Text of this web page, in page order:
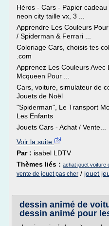
Héros - Cars - Papier
neon city taille vx, 3 ...
Apprendre Les Couleurs
/ Spiderman & Ferrari ...
Coloriage Cars, choisis tes
.com
Apprenez Les Couleurs Avec
Mcqueen Pour ...
Cars, voiture, simulateur de
Jouets de Noël
"Spiderman", Le Transport
Les Enfants
Jouets Cars - Achat / Vente...
Voir la suite
Par : isabel LDTV
Thèmes liés : achat jouet voiture
vente de jouet pas cher / jouet
dessin animé de
dessin animé pour